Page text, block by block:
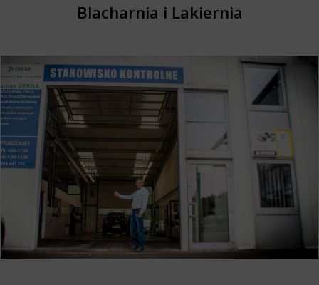
Blacharnia i Lakiernia